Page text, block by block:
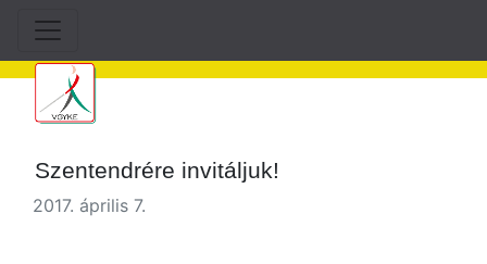
Szentendrére invitáljuk!
2017. április 7.